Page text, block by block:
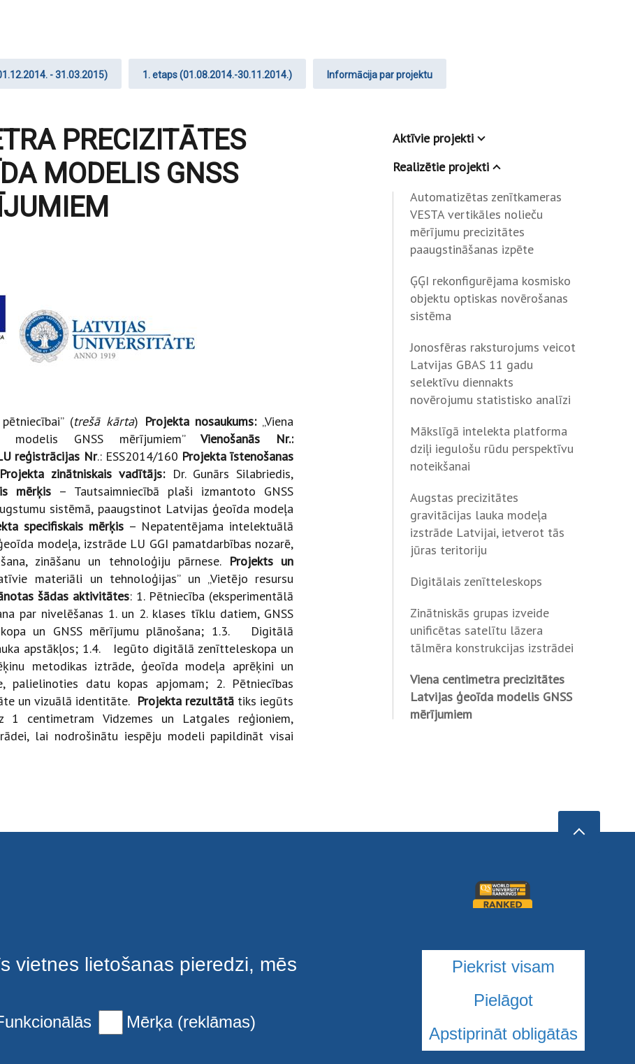
- 31.03.2015) 1. etaps (01.08.2014.-30.11.2014.) Informācija par projektu
PRECIZITĀTES
MODELIS GNSS
(trešā kārta) Projekta nosaukums:„Viena
modelis GNSS mērījumiem”Vienošanās Nr.:
reģistrācijas Nr.: ESS2014/160 Projekta īstenošanas
Projekta zinātniskais vadītājs: Dr. Gunārs Silabriedis,
mērķis – Tautsaimniecībā plaši izmantoto GNSS
sistēmā, paaugstinot Latvijas ģeoīda modeļa
specifiskais mērķis– Nepatentējama intelektuālā
modeļa, izstrāde LU GGI pamatdarbības nozarē,
zināšanu un tehnoloģiju pārnese. Projekts un
materiāli un tehnoloģijas” un „Vietējo resursu
šādas aktivitātes: 1. Pētniecība (eksperimentālā
par nivelēšanas 1. un 2. klases tīklu datiem, GNSS
un GNSS mērījumu plānošana; 1.3. Digitālā
apstākļos; 1.4. Iegūto digitālā zenītteleskopa un
metodikas iztrāde, ģeoīda modeļa aprēķini un
palielinoties datu kopas apjomam; 2. Pētniecības
un vizuālā identitāte. Projekta rezultātātiks iegūts
centimetram Vidzemes un Latgales reģioniem,
lai nodrošinātu iespēju modeli papildināt visai
Aktīvie projekti
Realizētie projekti
Automatizētas zenītkameras
VESTA vertikāles nolieču
mērījumu precizitātes
paaugstināšanas izpēte
ĢĢI rekonfigurējama kosmisko
objektu optiskas novērošanas
sistēma
Jonosfēras raksturojums veicot
Latvijas GBAS 11 gadu
selektīvu diennakts
novērojumu statistisko analīzi
Mākslīgā intelekta platforma
dziļi iegulošu rūdu perspektīvu
noteikšanai
Augstas precizitātes
gravitācijas lauka modeļa
izstrāde Latvijai, ietverot tās
jūras teritoriju
Digitālais zenītteleskops
Zinātniskās grupas izveide
unificētas satelītu lāzera
tālmēra konstrukcijas izstrādei
Viena centimetra precizitātes
Latvijas ģeoīda modelis GNSS
mērījumiem
vietnes lietošanas pieredzi, mēs
Mērķa (reklāmas)
Piekrist visam
Pielāgot
Apstiprināt obligātās